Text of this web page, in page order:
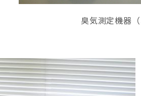
臭気測定機器（